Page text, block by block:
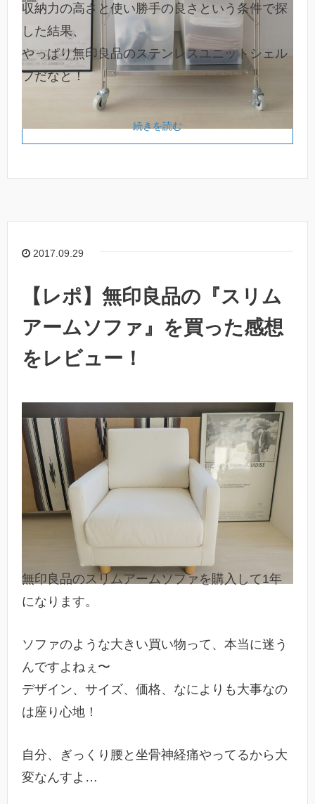
収納力の高さと使い勝手の良さという条件で探
した結果、
やっぱり無印良品のステンレスユニットシェル
フだなと！
続きを読む
2017.09.29
【レポ】無印良品の『スリム
アームソファ』を買った感想
をレビュー！
無印良品のスリムアームソファを購入して1年
になります。
ソファのような大きい買い物って、本当に迷う
んですよねぇ〜
デザイン、サイズ、価格、なによりも大事なの
は座り心地！
自分、ぎっくり腰と坐骨神経痛やってるから大
変なんすよ…